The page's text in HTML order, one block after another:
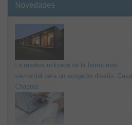
Novedades
La madera utilizada de la forma más
elemental para un acogedor diseño. Casa
Chagual.